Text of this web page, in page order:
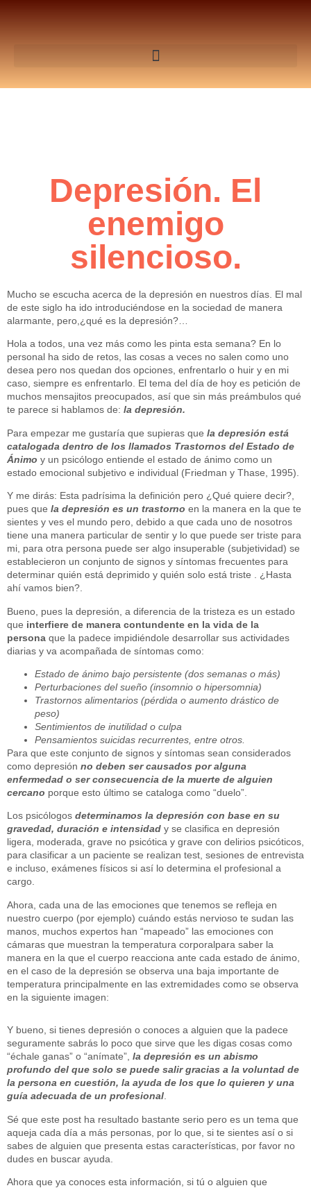
Depresión. El
enemigo
silencioso.
Mucho se escucha acerca de la depresión en nuestros días. El mal
de este siglo ha ido introduciéndose en la sociedad de manera
alarmante, pero,¿qué es la depresión?…
Hola a todos, una vez más como les pinta esta semana? En lo
personal ha sido de retos, las cosas a veces no salen como uno
desea pero nos quedan dos opciones, enfrentarlo o huir y en mi
caso, siempre es enfrentarlo. El tema del día de hoy es petición de
muchos mensajitos preocupados, así que sin más preámbulos qué
te parece si hablamos de: la depresión.
Para empezar me gustaría que supieras que la depresión está
catalogada dentro de los llamados Trastornos del Estado de
Ánimo y un psicólogo entiende el estado de ánimo como un
estado emocional subjetivo e individual (Friedman y Thase, 1995).
Y me dirás: Esta padrísima la definición pero ¿Qué quiere decir?,
pues que la depresión es un trastorno en la manera en la que te
sientes y ves el mundo pero, debido a que cada uno de nosotros
tiene una manera particular de sentir y lo que puede ser triste para
mi, para otra persona puede ser algo insuperable (subjetividad) se
establecieron un conjunto de signos y síntomas frecuentes para
determinar quién está deprimido y quién solo está triste . ¿Hasta
ahí vamos bien?.
Bueno, pues la depresión, a diferencia de la tristeza es un estado
que interfiere de manera contundente en la vida de la
persona que la padece impidiéndole desarrollar sus actividades
diarias y va acompañada de síntomas como:
Estado de ánimo bajo persistente (dos semanas o más)
Perturbaciones del sueño (insomnio o hipersomnia)
Trastornos alimentarios (pérdida o aumento drástico de
peso)
Sentimientos de inutilidad o culpa
Pensamientos suicidas recurrentes, entre otros.
Para que este conjunto de signos y síntomas sean considerados
como depresión no deben ser causados por alguna
enfermedad o ser consecuencia de la muerte de alguien
cercano porque esto último se cataloga como “duelo”.
Los psicólogos determinamos la depresión con base en su
gravedad, duración e intensidad y se clasifica en depresión
ligera, moderada, grave no psicótica y grave con delirios psicóticos,
para clasificar a un paciente se realizan test, sesiones de entrevista
e incluso, exámenes físicos si así lo determina el profesional a
cargo.
Ahora, cada una de las emociones que tenemos se refleja en
nuestro cuerpo (por ejemplo) cuándo estás nervioso te sudan las
manos, muchos expertos han “mapeado” las emociones con
cámaras que muestran la temperatura corporalpara saber la
manera en la que el cuerpo reacciona ante cada estado de ánimo,
en el caso de la depresión se observa una baja importante de
temperatura principalmente en las extremidades como se observa
en la siguiente imagen:
Y bueno, si tienes depresión o conoces a alguien que la padece
seguramente sabrás lo poco que sirve que les digas cosas como
“échale ganas” o “anímate”, la depresión es un abismo
profundo del que solo se puede salir gracias a la voluntad de
la persona en cuestión, la ayuda de los que lo quieren y una
guía adecuada de un profesional
Sé que este post ha resultado bastante serio pero es un tema que
aqueja cada día a más personas, por lo que, si te sientes así o si
sabes de alguien que presenta estas características, por favor no
dudes en buscar ayuda.
Ahora que ya conoces esta información, si tú o alguien que